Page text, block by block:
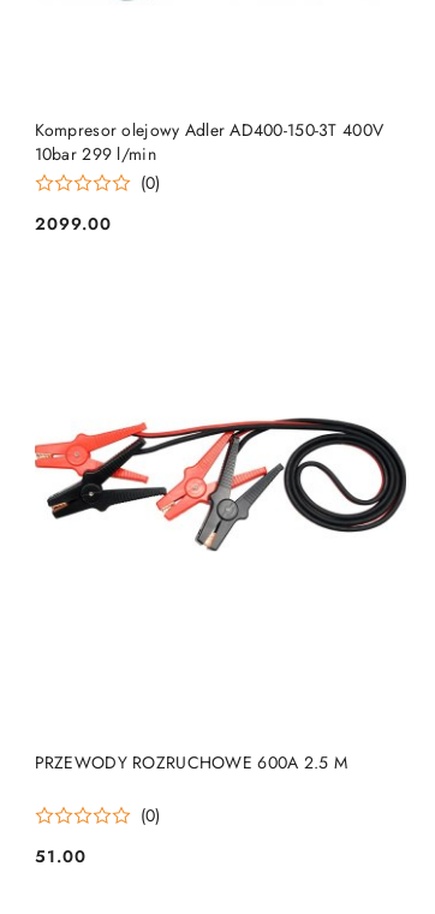
Kompresor olejowy Adler AD400-150-3T 400V
10bar 299 l/min
(0)
Cena:
2099.00
DO KOSZYKA
PRZEWODY ROZRUCHOWE 600A 2.5 M
(0)
Cena:
51.00
PRODUKT NIEDOSTĘPNY